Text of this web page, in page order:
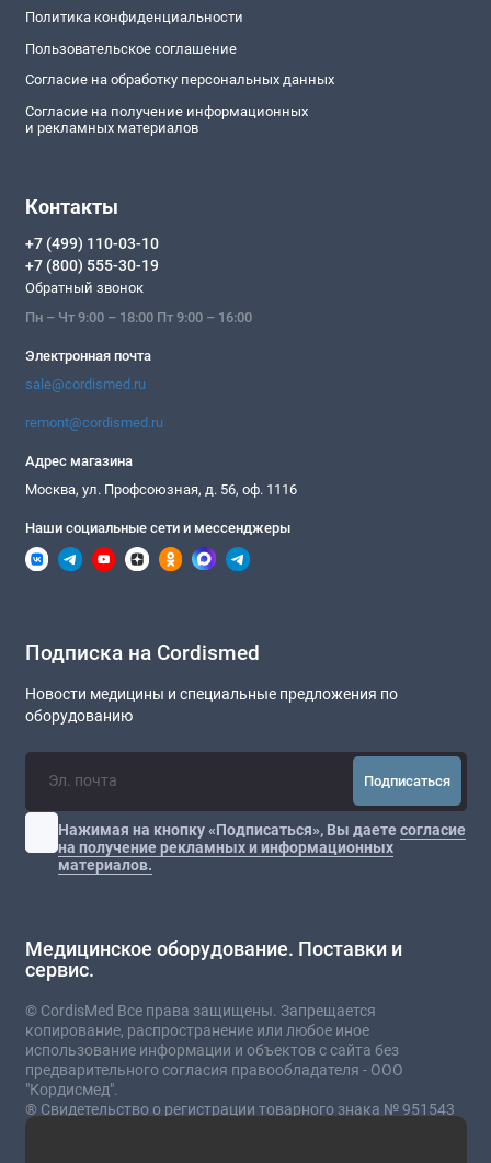
Политика конфиденциальности
Пользовательское соглашение
Согласие на обработку персональных данных
Согласие на получение информационных
и рекламных материалов
Контакты
+7 (499) 110-03-10
+7 (800) 555-30-19
Обратный звонок
Пн – Чт 9:00 – 18:00 Пт 9:00 – 16:00
Электронная почта
sale@cordismed.ru
remont@cordismed.ru
Адрес магазина
Москва, ул. Профсоюзная, д. 56, оф. 1116
Наши социальные сети и мессенджеры
Подписка на Cordismed
Новости медицины и специальные предложения по
оборудованию
Подписаться
Нажимая на кнопку «Подписаться», Вы даетесогласие
на получение рекламных и информационных
материалов.
Медицинское оборудование. Поставки и
сервис.
© CordisMed Все права защищены. Запрещается
копирование, распространение или любое иное
использование информации и объектов с сайта без
предварительного согласия правообладателя - ООО
"Кордисмед".
® Свидетельство о регистрации товарного знака № 951543
от 03.07.2023